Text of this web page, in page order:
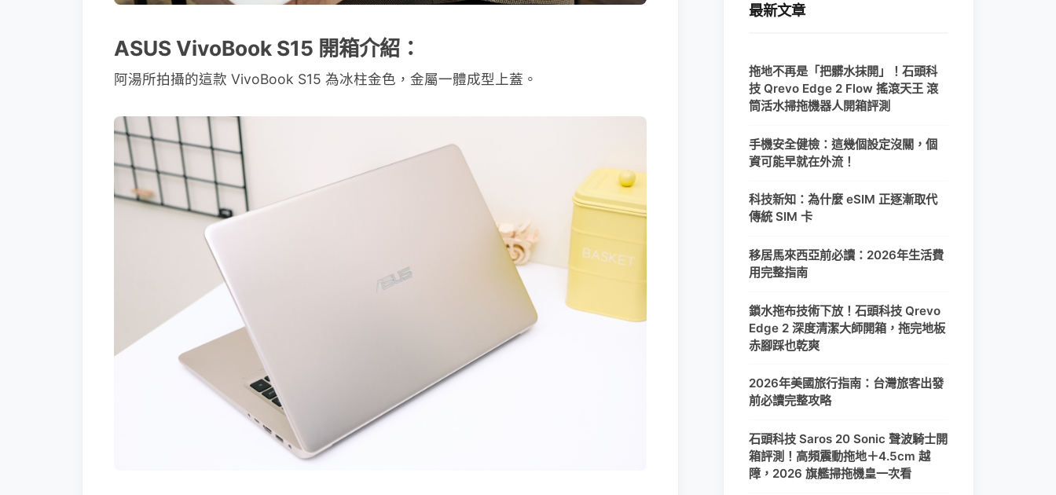
ASUS VivoBook S15 開箱介紹：
阿湯所拍攝的這款 VivoBook S15 為冰柱金色，金屬一體成型上蓋。
最新文章
拖地不再是「把髒水抹開」！石頭科
技 Qrevo Edge 2 Flow 搖滾天王 滾
筒活水掃拖機器人開箱評測
手機安全健檢：這幾個設定沒關，個
資可能早就在外流！
科技新知：為什麼 eSIM 正逐漸取代
傳統 SIM 卡
移居馬來西亞前必讀：2026年生活費
用完整指南
鎖水拖布技術下放！石頭科技 Qrevo
Edge 2 深度清潔大師開箱，拖完地板
赤腳踩也乾爽
2026年美國旅行指南：台灣旅客出發
前必讀完整攻略
石頭科技 Saros 20 Sonic 聲波騎士開
箱評測！高頻震動拖地＋4.5cm 越
障，2026 旗艦掃拖機皇一次看